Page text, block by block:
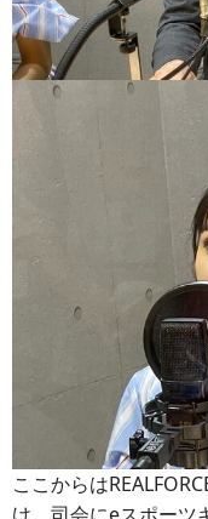
ここからは